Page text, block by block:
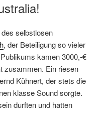
selbstlosen
, der Beteiligung so vieler
kamen 3000,-€
zusammen. Ein riesen
Kühnert, der stets die
klasse Sound sorgte.
durften und hatten